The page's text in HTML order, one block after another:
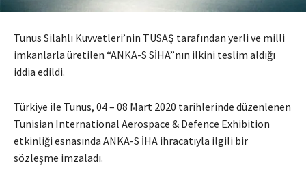
Tunus Silahlı Kuvvetleri’nin TUSAŞ tarafından yerli ve milli
imkanlarla üretilen “ANKA-S SİHA”nın ilkini teslim aldığı
iddia edildi.
Türkiye ile Tunus, 04 – 08 Mart 2020 tarihlerinde düzenlenen
Tunisian International Aerospace & Defence Exhibition
etkinliği esnasında ANKA-S İHA ihracatıyla ilgili bir
sözleşme imzaladı.